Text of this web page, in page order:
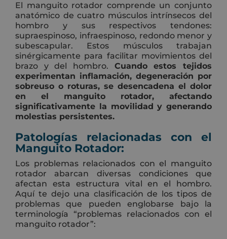
El manguito rotador comprende un conjunto
anatómico de cuatro músculos intrínsecos del
hombro y sus respectivos tendones:
supraespinoso, infraespinoso, redondo menor y
subescapular. Estos músculos trabajan
sinérgicamente para facilitar movimientos del
brazo y del hombro. Cuando estos tejidos
experimentan inflamación, degeneración por
sobreuso o roturas, se desencadena el dolor
en el manguito rotador, afectando
significativamente la movilidad y generando
molestias persistentes.
Patologías relacionadas con el
Manguito Rotador:
Los problemas relacionados con el manguito
rotador abarcan diversas condiciones que
afectan esta estructura vital en el hombro.
Aquí te dejo una clasificación de los tipos de
problemas que pueden englobarse bajo la
terminología “problemas relacionados con el
manguito rotador”: